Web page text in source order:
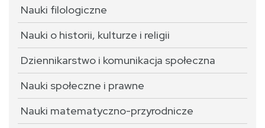
Nauki filologiczne
Nauki o historii, kulturze i religii
Dziennikarstwo i komunikacja społeczna
Nauki społeczne i prawne
Nauki matematyczno-przyrodnicze